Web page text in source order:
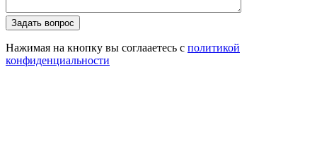
Задать вопрос
Нажимая на кнопку вы соглааетесь с политикой
конфиденциальности